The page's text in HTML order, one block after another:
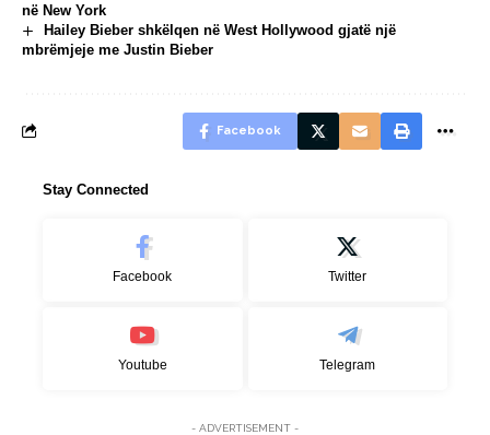
në New York
Hailey Bieber shkëlqen në West Hollywood gjatë një
mbrëmjeje me Justin Bieber
Facebook
Stay Connected
Facebook Twitter
Youtube Telegram
- ADVERTISEMENT -